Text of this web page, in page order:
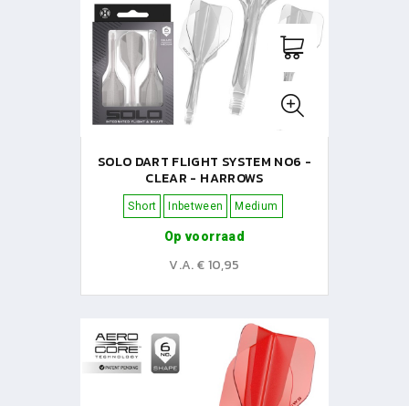
SOLO DART FLIGHT SYSTEM NO6 -
CLEAR - HARROWS
Short Inbetween Medium
Op voorraad
V.A. € 10,95